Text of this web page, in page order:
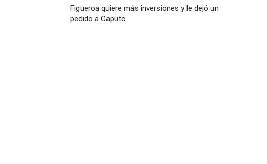
Figueroa quiere más inversiones y le dejó un
pedido a Caputo